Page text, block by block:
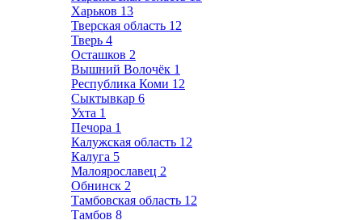
Харьков 13
Тверская область 12
Тверь 4
Осташков 2
Вышний Волочёк 1
Республика Коми 12
Сыктывкар 6
Ухта 1
Печора 1
Калужская область 12
Калуга 5
Малоярославец 2
Обнинск 2
Тамбовская область 12
Тамбов 8